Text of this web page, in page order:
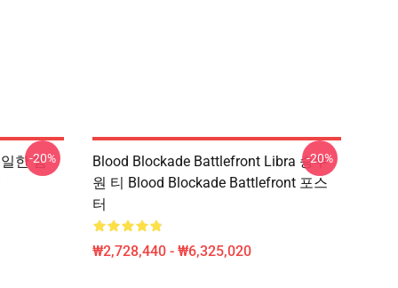
한 힘
-20%
Blood Blockade Battlefront Libra 승무
원 티 Blood Blockade Battlefront 포스
터
₩2,728,440 - ₩6,325,020
-20%